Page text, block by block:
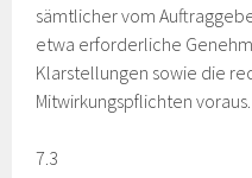
sämtlicher vom
etwa erforderliche
Klarstellungen sowie die
Mitwirkungspflichten voraus.
7.3